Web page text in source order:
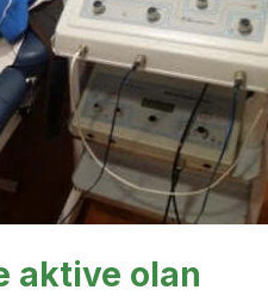
aktive olan